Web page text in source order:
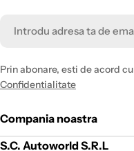
Prin abonare, esti de acord cu
Confidentialitate
Compania noastra
S.C. Autoworld S.R.L